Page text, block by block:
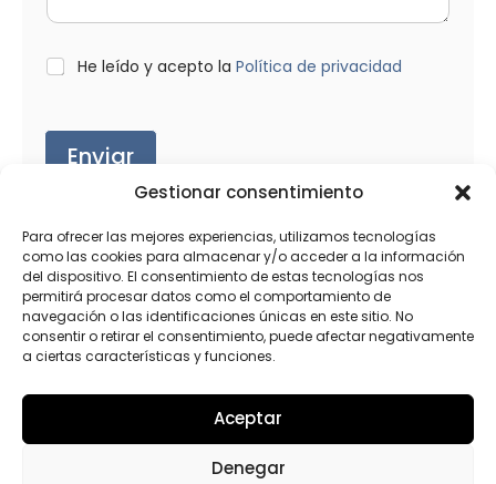
Gestionar consentimiento
Para ofrecer las mejores experiencias, utilizamos tecnologías
como las cookies para almacenar y/o acceder a la información
del dispositivo. El consentimiento de estas tecnologías nos
permitirá procesar datos como el comportamiento de
navegación o las identificaciones únicas en este sitio. No
consentir o retirar el consentimiento, puede afectar negativamente
a ciertas características y funciones.
Aceptar
Denegar
L
O
*
He leído y acepto la Política de privacidad
Enviar
Productos relacionados